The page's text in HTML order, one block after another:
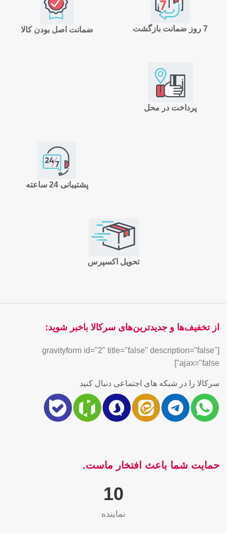
ضمانت اصل بودن کالا 7 روز ضمانت بازگشت
پرداخت در محل
پشتیبانی 24 ساعته
تحویل اکسپرس
از تخفیف‌ها و جدیدترین‌های سرکالا باخبر شوید:
[gravityform id="2" title="false" description="false"
ajax="false"]
سرکالا را در شبکه های اجتماعی دنبال کنید
حمایت شما باعث افتخار ماست.
10
نماینده